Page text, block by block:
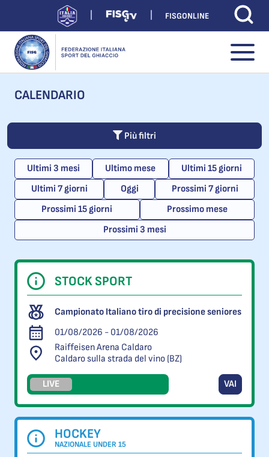
FISGONLINE
CALENDARIO
Più filtri
Ultimi 3 mesi Ultimo mese
Ultimi 15 giorni
Ultimi 7 giorni
Oggi
Prossimi 7 giorni
Prossimi 15 giorni
Prossimo mese
Prossimi 3 mesi
STOCK SPORT
Campionato Italiano tiro di precisione seniores
01/08/2026 - 01/08/2026
Raiffeisen Arena Caldaro
Caldaro sulla strada del vino (BZ)
LIVE VAI
HOCKEY
NAZIONALE UNDER 15